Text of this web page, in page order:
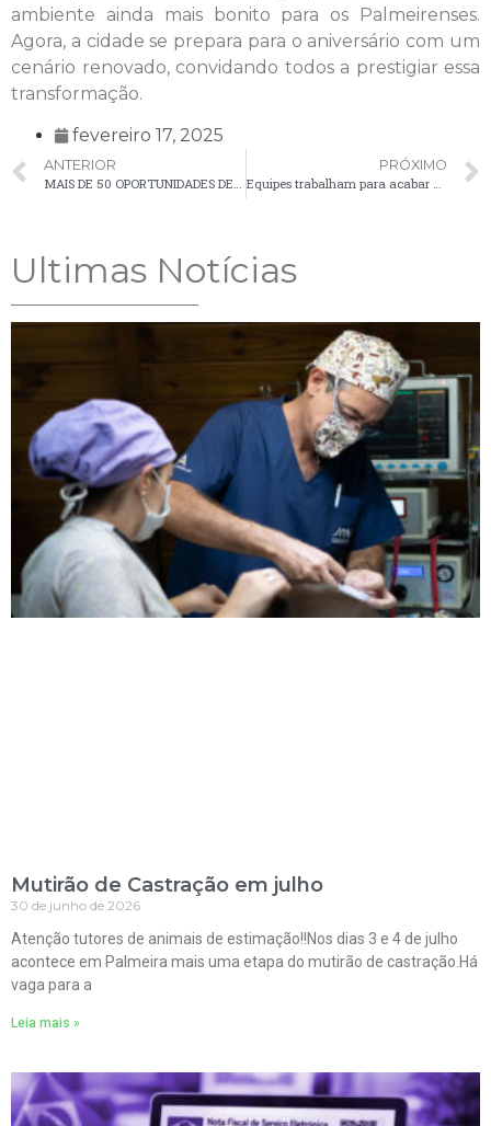
ambiente ainda mais bonito para os Palmeirenses.
Agora, a cidade se prepara para o aniversário com um
cenário renovado, convidando todos a prestigiar essa
transformação.
fevereiro 17, 2025
ANTERIOR
MAIS DE 50 OPORTUNIDADES DE EMPREGO EM PALMEIRA
PRÓXIMO
Equipes trabalham para acabar com “atoleiros” no roteiro escolar
Ultimas Notícias
Mutirão de Castração em julho
30 de junho de 2026
Atenção tutores de animais de estimação!!Nos dias 3 e 4 de julho
acontece em Palmeira mais uma etapa do mutirão de castração.Há
vaga para a
Leia mais »